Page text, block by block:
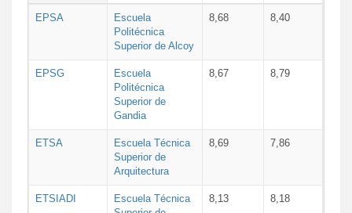
EPSA
Escuela
Politécnica
Superior de Alcoy
8,68 8,40
EPSG
Escuela
Politécnica
Superior de
Gandia
8,67 8,79
ETSA
Escuela Técnica
Superior de
Arquitectura
8,69 7,86
ETSIADI
Escuela Técnica
8,13 8,18